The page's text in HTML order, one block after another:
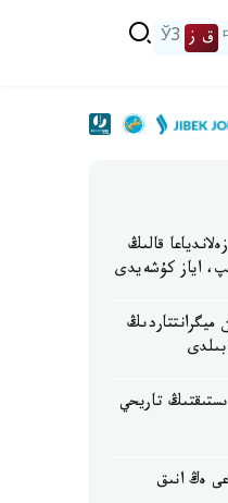
ق ز ЎЗ
قالىڭ
اياز كۇشەيدى
ميگرانتتاردىڭ
تاريحي
ەڭ انىق